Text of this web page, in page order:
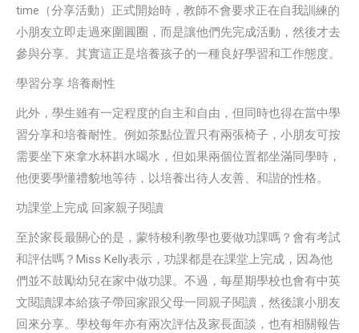
time（分享活動）正式開始時，教師不會要求正在自我訓練的
小朋友立即走過來圍圓圈，而是讓他們先完成活動，然後才去
參與分享。其實這正是培養孩子的一種良好學習和工作態度。
學習分享 培養耐性
此外，學生雖有一定程度的自主和自由，但同時也得在當中學
習分享和培養耐性。例如茶點位置只有兩張椅子，小朋友可按
需要坐下來拿水杯斟水喝水，但如果兩個位置都坐滿同學時，
他便要學懂禮貌地等待，以培養出待人友善、和諧的性格。
功課堂上完成 回家親子閱讀
至於家長最關心的是，蒙特梭利教學也要做功課嗎？會有考試
和評估嗎？Miss Kelly表示，功課都是在課堂上完成，因為他
們並不鼓勵幼兒在家中做功課。不過，每星期學校也會有中英
文閱讀課本給孩子帶回家跟父母一同親子閱讀，然後讓小朋友
回來分享。學校每年亦有兩次評估及家長面談，也有相關報告